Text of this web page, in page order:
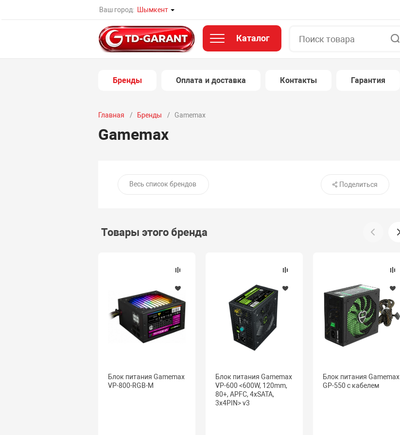
Ваш город: Шымкент
Каталог
Бренды Оплата и доставка Контакты Гарантия
Главная Бренды Gamemax
Gamemax
Весь список брендов Поделиться
Товары этого бренда
Блок питания Gamemax
VP-800-RGB-M
Блок питания Gamemax
VP-600 <600W, 120mm,
80+, APFC, 4xSATA,
3x4PIN> v3
Блок питания Gamemax
GP-550 с кабелем